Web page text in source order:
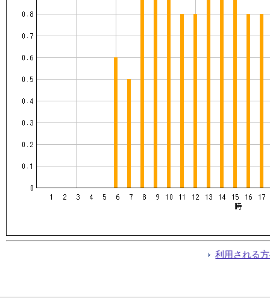
利用される